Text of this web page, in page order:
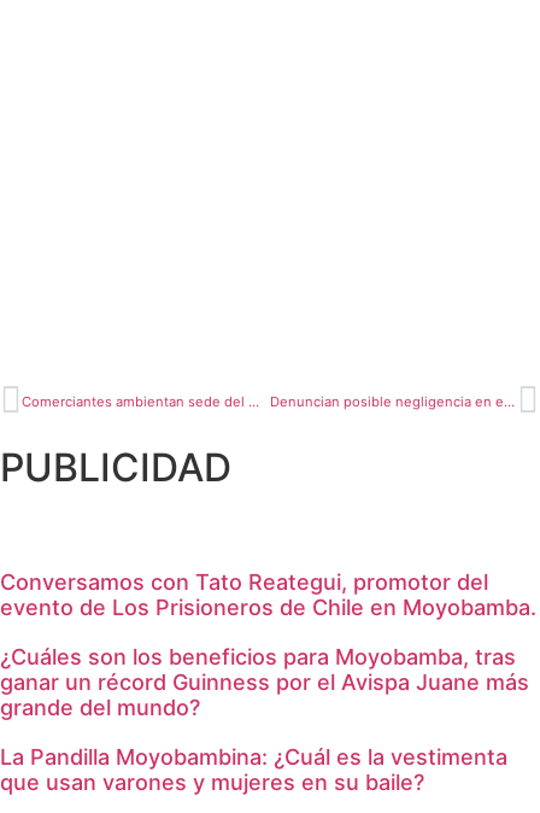
Comerciantes ambientan sede del mercado central Denuncian posible negligencia en el Hospital Minsa Moyobamba
PUBLICIDAD
Conversamos con Tato Reategui, promotor del
evento de Los Prisioneros de Chile en Moyobamba.
¿Cuáles son los beneficios para Moyobamba, tras
ganar un récord Guinness por el Avispa Juane más
grande del mundo?
La Pandilla Moyobambina: ¿Cuál es la vestimenta
que usan varones y mujeres en su baile?